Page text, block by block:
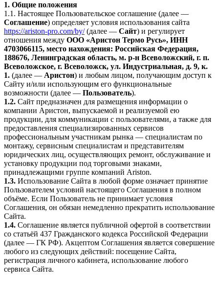
1. Общие положения
1.1. Настоящее Пользовательское соглашение (далее —
Соглашение) определяет условия использования сайта
https://ariston-pro.com/by/(далее — Сайт) и регулирует
отношения между ООО «Аристон Термо Русь», ИНН
4703066115, место нахождения: Российская Федерация,
188676, Ленинградская область, м. р-н Всеволожский, г. п.
Всеволожское, г. Всеволожск, ул. Индустриальная, д. 9, к.
1. (далее — Аристон) и любым лицом, получающим доступ к
Сайту и/или использующим его функциональные
возможности (далее — Пользователь).
1.2. Сайт предназначен для размещения информации о
компании Аристон, выпускаемой и реализуемой ею
продукции, для коммуникации с пользователями, а также для
предоставления специализированных сервисов
профессиональным участникам рынка — специалистам по
монтажу, сервисным специалистам и представителям
юридических лиц, осуществляющих ремонт, обслуживание и
установку продукции под торговыми знаками,
принадлежащими группе компаний Ariston.
1.3. Использование Сайта в любой форме означает принятие
Пользователем условий настоящего Соглашения в полном
объёме. Если Пользователь не принимает условия
Соглашения, он обязан немедленно прекратить использование
Сайта.
1.4. Соглашение является публичной офертой в соответствии
со статьёй 437 Гражданского кодекса Российской Федерации
(далее — ГК РФ). Акцептом Соглашения является совершение
любого из следующих действий: посещение Сайта,
регистрация личного кабинета, использование любого
сервиса Сайта.